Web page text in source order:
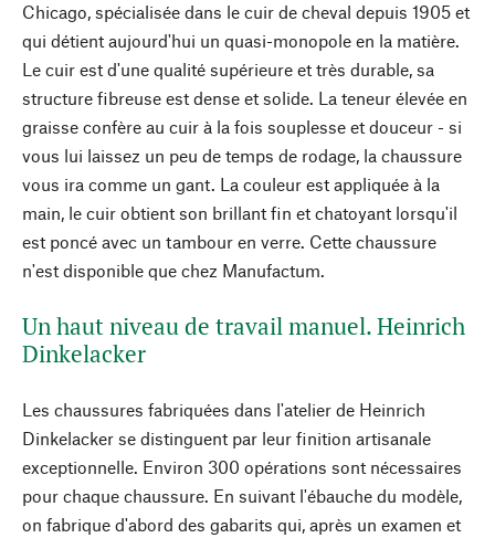
Chicago, spécialisée dans le cuir de cheval depuis 1905 et
qui détient aujourd'hui un quasi-monopole en la matière.
Le cuir est d'une qualité supérieure et très durable, sa
structure fibreuse est dense et solide. La teneur élevée en
graisse confère au cuir à la fois souplesse et douceur - si
vous lui laissez un peu de temps de rodage, la chaussure
vous ira comme un gant. La couleur est appliquée à la
main, le cuir obtient son brillant fin et chatoyant lorsqu'il
est poncé avec un tambour en verre. Cette chaussure
n'est disponible que chez Manufactum.
Un haut niveau de travail manuel. Heinrich
Dinkelacker
Les chaussures fabriquées dans l'atelier de Heinrich
Dinkelacker se distinguent par leur finition artisanale
exceptionnelle. Environ 300 opérations sont nécessaires
pour chaque chaussure. En suivant l'ébauche du modèle,
on fabrique d'abord des gabarits qui, après un examen et